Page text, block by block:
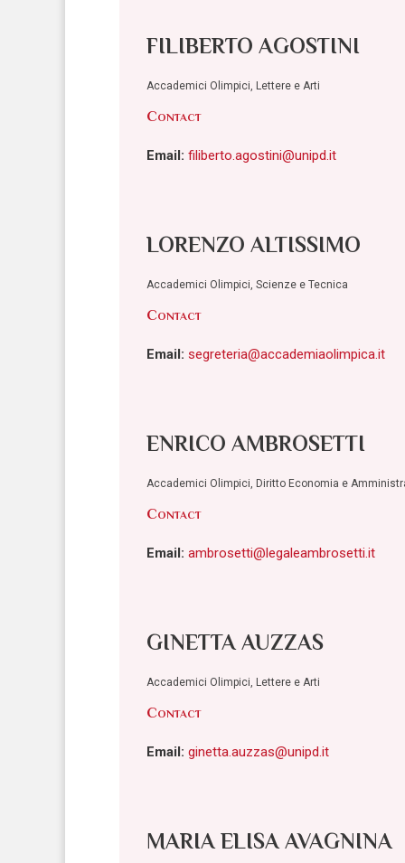
FILIBERTO AGOSTINI
Accademici Olimpici, Lettere e Arti
Contact
Email: filiberto.agostini@unipd.it
LORENZO ALTISSIMO
Accademici Olimpici, Scienze e Tecnica
Contact
Email: segreteria@accademiaolimpica.it
ENRICO AMBROSETTI
Accademici Olimpici, Diritto Economia e
Contact
Email: ambrosetti@legaleambrosetti.it
GINETTA AUZZAS
Accademici Olimpici, Lettere e Arti
Contact
Email: ginetta.auzzas@unipd.it
MARIA ELISA AVAGNINA